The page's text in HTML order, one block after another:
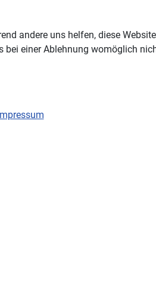
andere uns helfen, diese
einer Ablehnung womöglich